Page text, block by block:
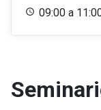
09:00 a